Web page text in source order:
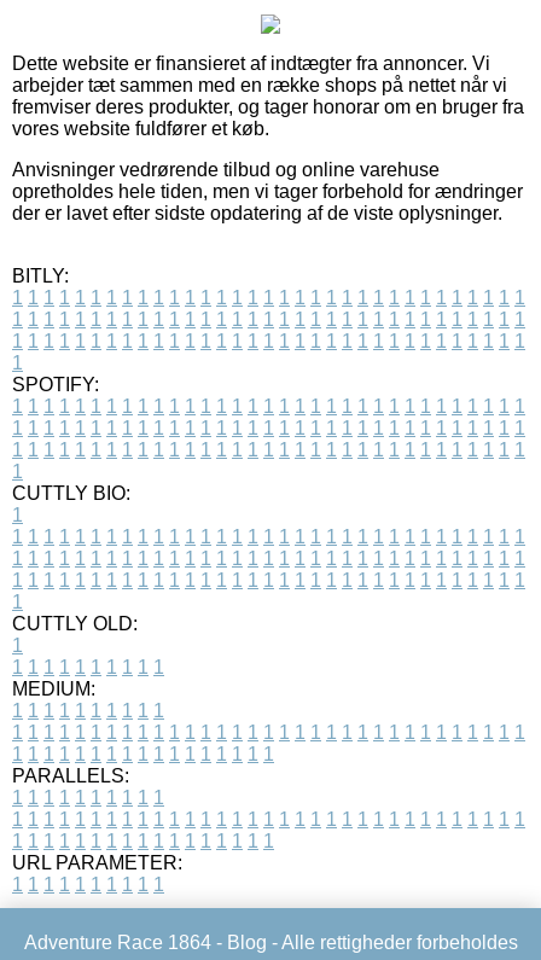
Dette website er finansieret af indtægter fra annoncer. Vi
arbejder tæt sammen med en række shops på nettet når vi
fremviser deres produkter, og tager honorar om en bruger fra
vores website fuldfører et køb.
Anvisninger vedrørende tilbud og online varehuse
opretholdes hele tiden, men vi tager forbehold for ændringer
der er lavet efter sidste opdatering af de viste oplysninger.
BITLY:
1 1 1 1 1 1 1 1 1 1 1 1 1 1 1 1 1 1 1 1 1 1 1 1 1 1 1 1 1 1 1 1 1
1 1 1 1 1 1 1 1 1 1 1 1 1 1 1 1 1 1 1 1 1 1 1 1 1 1 1 1 1 1 1 1 1
1 1 1 1 1 1 1 1 1 1 1 1 1 1 1 1 1 1 1 1 1 1 1 1 1 1 1 1 1 1 1 1 1
1
SPOTIFY:
1 1 1 1 1 1 1 1 1 1 1 1 1 1 1 1 1 1 1 1 1 1 1 1 1 1 1 1 1 1 1 1 1
1 1 1 1 1 1 1 1 1 1 1 1 1 1 1 1 1 1 1 1 1 1 1 1 1 1 1 1 1 1 1 1 1
1 1 1 1 1 1 1 1 1 1 1 1 1 1 1 1 1 1 1 1 1 1 1 1 1 1 1 1 1 1 1 1 1
1
CUTTLY BIO:
1
1 1 1 1 1 1 1 1 1 1 1 1 1 1 1 1 1 1 1 1 1 1 1 1 1 1 1 1 1 1 1 1 1
1 1 1 1 1 1 1 1 1 1 1 1 1 1 1 1 1 1 1 1 1 1 1 1 1 1 1 1 1 1 1 1 1
1 1 1 1 1 1 1 1 1 1 1 1 1 1 1 1 1 1 1 1 1 1 1 1 1 1 1 1 1 1 1 1 1
1
CUTTLY OLD:
1
1 1 1 1 1 1 1 1 1 1
MEDIUM:
1 1 1 1 1 1 1 1 1 1
1 1 1 1 1 1 1 1 1 1 1 1 1 1 1 1 1 1 1 1 1 1 1 1 1 1 1 1 1 1 1 1 1
1 1 1 1 1 1 1 1 1 1 1 1 1 1 1 1 1
PARALLELS:
1 1 1 1 1 1 1 1 1 1
1 1 1 1 1 1 1 1 1 1 1 1 1 1 1 1 1 1 1 1 1 1 1 1 1 1 1 1 1 1 1 1 1
1 1 1 1 1 1 1 1 1 1 1 1 1 1 1 1 1
URL PARAMETER:
1 1 1 1 1 1 1 1 1 1
Adventure Race 1864 - Blog - Alle rettigheder forbeholdes